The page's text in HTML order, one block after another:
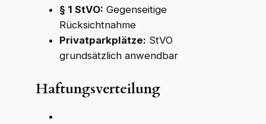
§ 1 StVO: Gegenseitige
Rücksichtnahme
Privatparkplätze: StVO
grundsätzlich anwendbar
Haftungsverteilung